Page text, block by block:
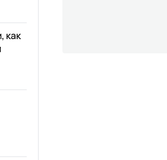
как